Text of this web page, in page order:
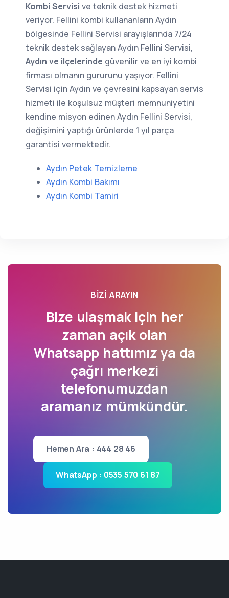
Kombi Servisi ve teknik destek hizmeti
veriyor. Fellini kombi kullananların Aydın
bölgesinde Fellini Servisi arayışlarında 7/24
teknik destek sağlayan Aydın Fellini Servisi,
Aydın ve ilçelerinde güvenilir ve en iyi kombi
firması olmanın gururunu yaşıyor. Fellini
Servisi için Aydın ve çevresini kapsayan servis
hizmeti ile koşulsuz müşteri memnuniyetini
kendine misyon edinen Aydın Fellini Servisi,
değişimini yaptığı ürünlerde 1 yıl parça
garantisi vermektedir.
Aydın Petek Temizleme
Aydın Kombi Bakımı
Aydın Kombi Tamiri
BIZI ARAYIN
Bize ulaşmak için her
zaman açık olan
Whatsapp hattımız ya da
çağrı merkezi
telefonumuzdan
aramanız mümkündür.
Hemen Ara : 444 28 46
WhatsApp : 0535 570 61 87